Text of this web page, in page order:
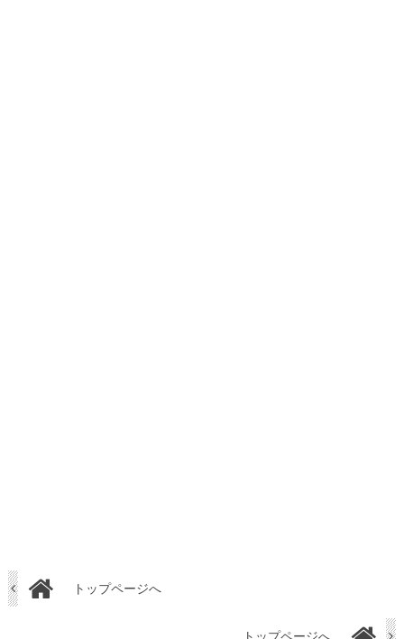
トップページへ
トップページへ